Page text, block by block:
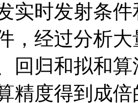
实时发射条
，经过分析
回归和拟和
精度得到成